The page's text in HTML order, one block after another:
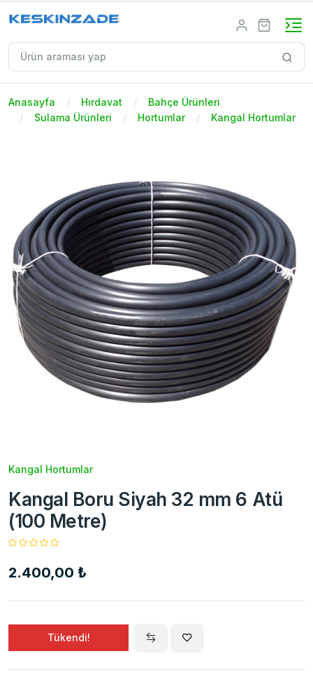
Anasayfa Hırdavat
Bahçe Ürünleri
Sulama Ürünleri
Hortumlar Kangal Hortumlar
Kangal Hortumlar
Kangal Boru Siyah 32 mm 6 Atü
(100 Metre)
2.400,00 ₺
Tükendi!